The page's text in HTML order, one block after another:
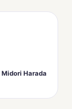
Midori Harada